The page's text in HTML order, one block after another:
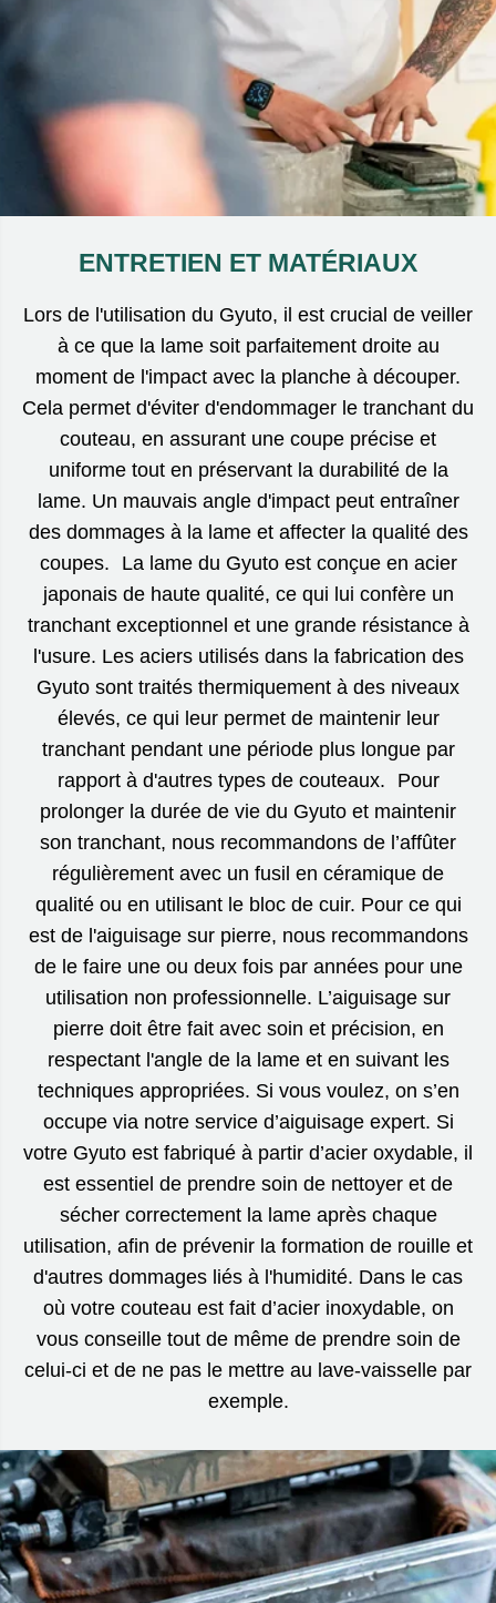
ENTRETIEN ET MATÉRIAUX
Lors de l'utilisation du Gyuto, il est crucial de veiller
à ce que la lame soit parfaitement droite au
moment de l'impact avec la planche à découper.
Cela permet d'éviter d'endommager le tranchant du
couteau, en assurant une coupe précise et
uniforme tout en préservant la durabilité de la
lame. Un mauvais angle d'impact peut entraîner
des dommages à la lame et affecter la qualité des
coupes. La lame du Gyuto est conçue en acier
japonais de haute qualité, ce qui lui confère un
tranchant exceptionnel et une grande résistance à
l'usure. Les aciers utilisés dans la fabrication des
Gyuto sont traités thermiquement à des niveaux
élevés, ce qui leur permet de maintenir leur
tranchant pendant une période plus longue par
rapport à d'autres types de couteaux. Pour
prolonger la durée de vie du Gyuto et maintenir
son tranchant, nous recommandons de l’affûter
régulièrement avec un fusil en céramique de
qualité ou en utilisant le bloc de cuir. Pour ce qui
est de l'aiguisage sur pierre, nous recommandons
de le faire une ou deux fois par années pour une
utilisation non professionnelle. L’aiguisage sur
pierre doit être fait avec soin et précision, en
respectant l'angle de la lame et en suivant les
techniques appropriées. Si vous voulez, on s’en
occupe via notre service d’aiguisage expert. Si
votre Gyuto est fabriqué à partir d’acier oxydable, il
est essentiel de prendre soin de nettoyer et de
sécher correctement la lame après chaque
utilisation, afin de prévenir la formation de rouille et
d'autres dommages liés à l'humidité. Dans le cas
où votre couteau est fait d’acier inoxydable, on
vous conseille tout de même de prendre soin de
celui-ci et de ne pas le mettre au lave-vaisselle par
exemple.